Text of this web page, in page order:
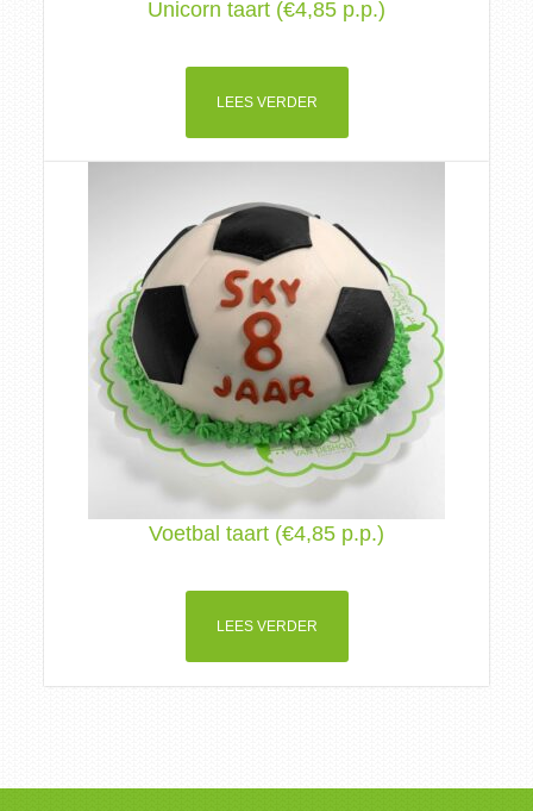
Unicorn taart (€4,85 p.p.)
LEES VERDER
Voetbal taart (€4,85 p.p.)
LEES VERDER